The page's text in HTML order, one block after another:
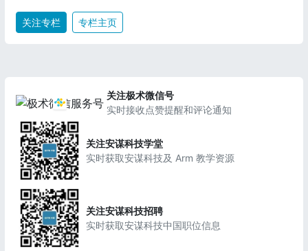
关注专栏 专栏主页
关注极术微信号
实时接收点赞提醒和评论通知
关注安谋科技学堂
实时获取安谋科技及 Arm 教学资源
关注安谋科技招聘
实时获取安谋科技中国职位信息